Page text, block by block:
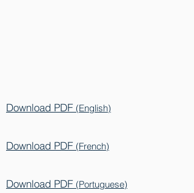
Download PDF (English)
Download PDF (French)
Download PDF (Portuguese)